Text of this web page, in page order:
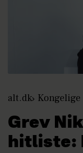
alt.dk Kongelige
Grev
hitliste: